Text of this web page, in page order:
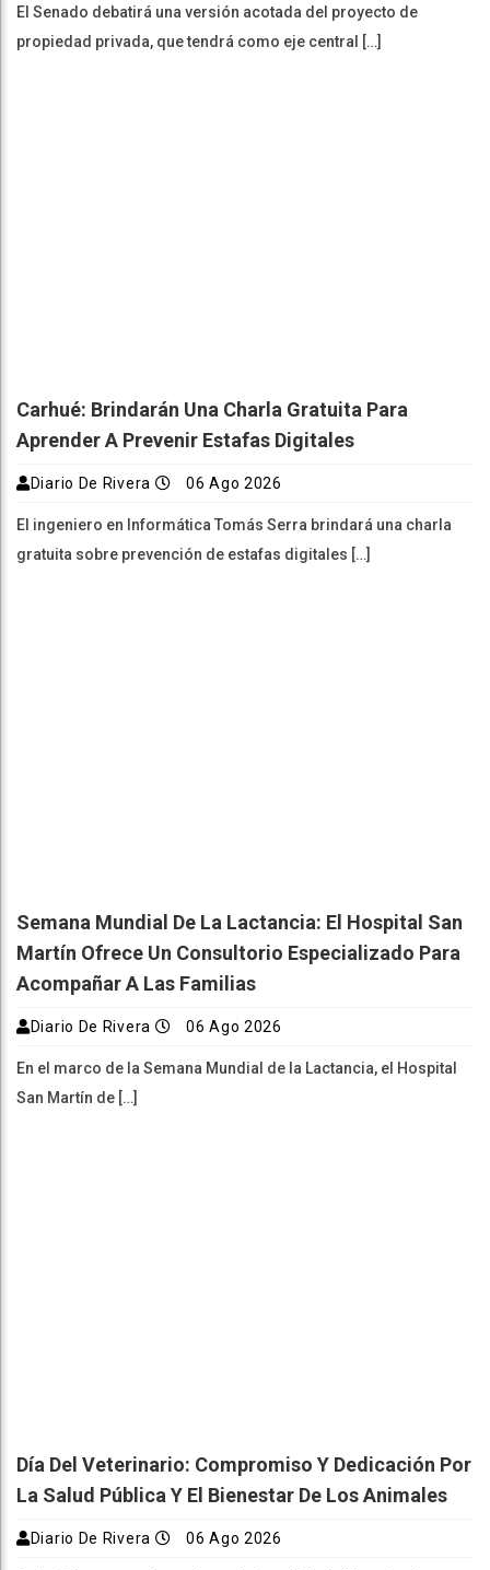
El Senado debatirá una versión acotada del proyecto de
propiedad privada, que tendrá como eje central […]
Carhué: Brindarán Una Charla Gratuita Para
Aprender A Prevenir Estafas Digitales
Diario De Rivera 06 Ago 2026
El ingeniero en Informática Tomás Serra brindará una charla
gratuita sobre prevención de estafas digitales […]
Semana Mundial De La Lactancia: El Hospital San
Martín Ofrece Un Consultorio Especializado Para
Acompañar A Las Familias
Diario De Rivera 06 Ago 2026
En el marco de la Semana Mundial de la Lactancia, el Hospital
San Martín de […]
Día Del Veterinario: Compromiso Y Dedicación Por
La Salud Pública Y El Bienestar De Los Animales
Diario De Rivera 06 Ago 2026